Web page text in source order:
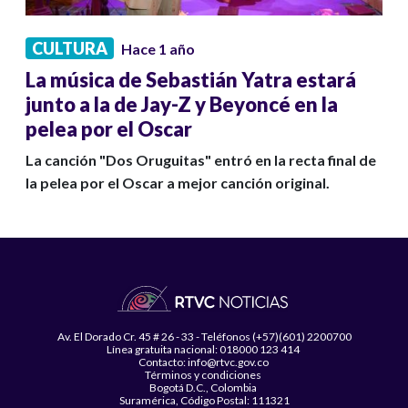
CULTURA Hace 1 año
La música de Sebastián Yatra estará
junto a la de Jay-Z y Beyoncé en la
pelea por el Oscar
La canción "Dos Oruguitas" entró en la recta final de
la pelea por el Oscar a mejor canción original.
Av. El Dorado Cr. 45 # 26 - 33 - Teléfonos (+57)(601) 2200700
Línea gratuita nacional: 018000 123 414
Contacto: info@rtvc.gov.co
Términos y condiciones
Bogotá D.C., Colombia
Suramérica, Código Postal: 111321